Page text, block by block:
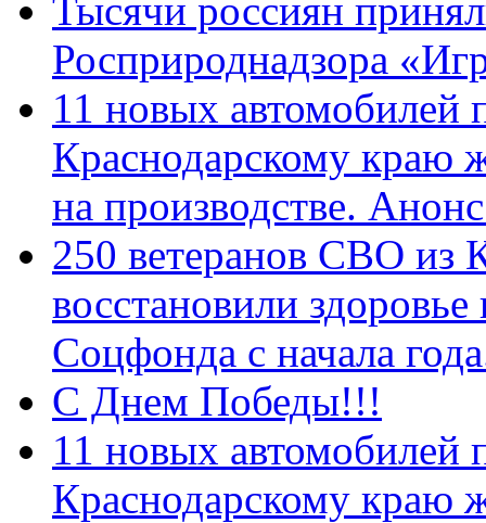
Тысячи россиян
Росприроднадзора
11 новых автомобилей
Краснодарскому краю
на производстве.
250 ветеранов СВО из
восстановили
Соцфонда с начала
С Днем Победы!!!
11 новых автомобилей
Краснодарскому краю